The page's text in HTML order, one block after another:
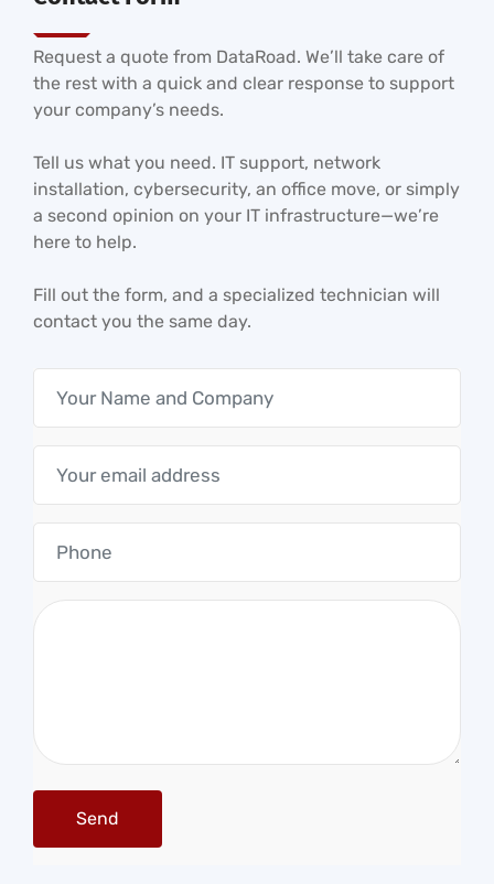
Request a quote from DataRoad. We’ll take care of
the rest with a quick and clear response to support
your company’s needs.
Tell us what you need. IT support, network
installation, cybersecurity, an office move, or simply
a second opinion on your IT infrastructure—we’re
here to help.
Fill out the form, and a specialized technician will
contact you the same day.